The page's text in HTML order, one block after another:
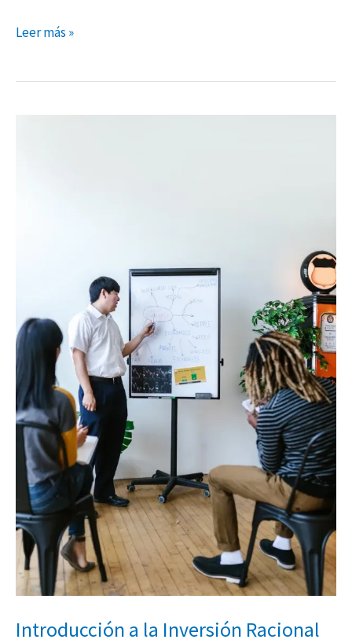
Leer más »
Introducción a la Inversión Racional